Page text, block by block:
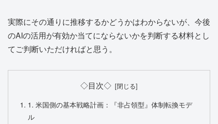
実際にその通りに推移するかどうかはわからないが、今後
のAIの活用が有効か当てにならないかを判断する材料とし
てご判断いただければと思う。
◇目次◇
1. 米国側の基本戦略計画：『非占領型』体制転換モデ
ル